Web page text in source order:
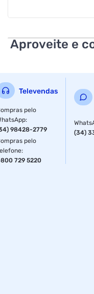
Especificações Gerais:
Características da
Resistência: Grande
Fornecedor: Famastil
Aproveite e
Televendas
pelo
:
98428-2779
pelo
:
729 5220
(34)